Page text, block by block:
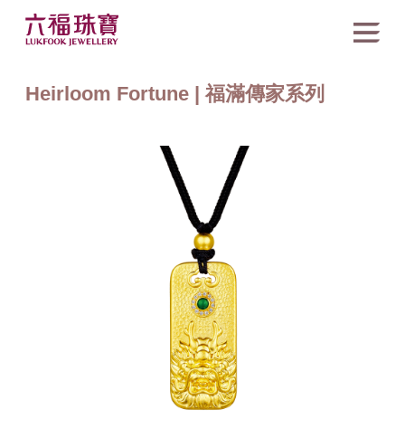
Heirloom Fortune | 福滿傳家系列